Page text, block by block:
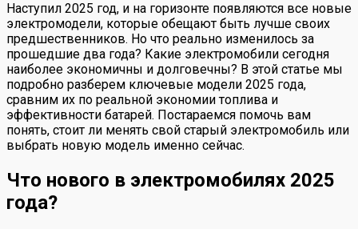
Наступил 2025 год, и на горизонте появляются все новые
электромодели, которые обещают быть лучше своих
предшественников. Но что реально изменилось за
прошедшие два года? Какие электромобили сегодня
наиболее экономичны и долговечны? В этой статье мы
подробно разберем ключевые модели 2025 года,
сравним их по реальной экономии топлива и
эффективности батарей. Постараемся помочь вам
понять, стоит ли менять свой старый электромобиль или
выбрать новую модель именно сейчас.
Что нового в электромобилях 2025
года?